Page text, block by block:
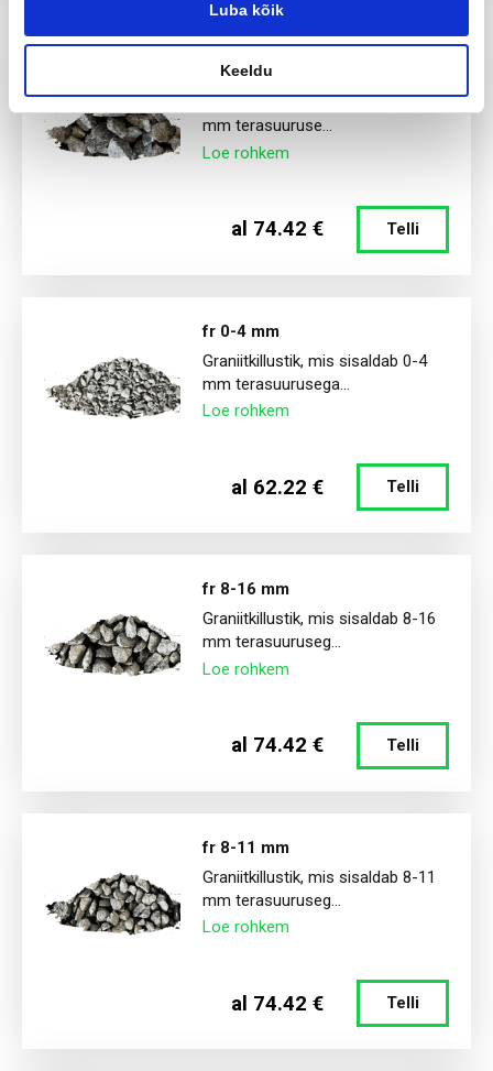
Luba kõik
Keeldu
fr 11-16 mm
Graniitkillustik, mis sisaldab 11-16
mm terasuuruse...
Loe rohkem
al 74.42 € Telli
fr 0-4 mm
Graniitkillustik, mis sisaldab 0-4
mm terasuurusega...
Loe rohkem
al 62.22 € Telli
fr 8-16 mm
Graniitkillustik, mis sisaldab 8-16
mm terasuuruseg...
Loe rohkem
al 74.42 € Telli
fr 8-11 mm
Graniitkillustik, mis sisaldab 8-11
mm terasuuruseg...
Loe rohkem
al 74.42 € Telli